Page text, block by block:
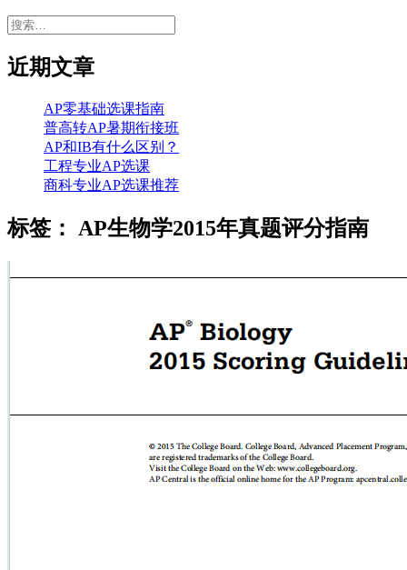
搜
近期文章
AP零基础选课指南
普高转AP暑期衔接班
AP和IB有什么区别？
工程专业AP选课
商科专业AP选课推荐
标签： AP生物学2015年真题评分指南